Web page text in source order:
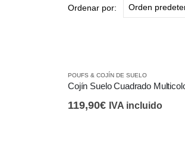
Ordenar por:
POUFS & COJÍN DE SUELO
119,90€ IVA incluido